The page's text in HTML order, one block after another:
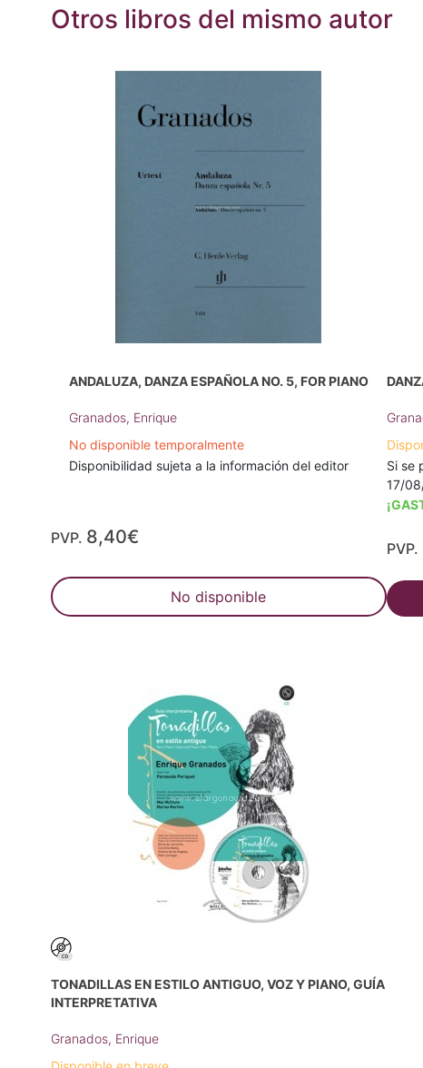
Otros libros del mismo autor
ANDALUZA, DANZA ESPAÑOLA NO. 5, FOR PIANO
Granados, Enrique
No disponible temporalmente
Disponibilidad sujeta a la información del editor
PVP. 8,40€
No disponible
Si se
17/
PVP.
TONADILLAS EN ESTILO ANTIGUO, VOZ Y PIANO, GUÍA
INTERPRETATIVA
Granados, Enrique